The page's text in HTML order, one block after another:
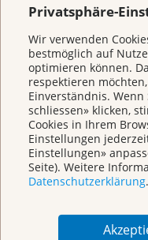
Privatsphäre-
Wir verwenden
bestmöglich auf
optimieren können.
respektieren
Einverständnis.
schliessen» klicken,
Cookies in Ihrem
Einstellungen
Einstellungen»
Seite). Weitere
Datenschutzerklärung.
KrebsInfo
Montag –